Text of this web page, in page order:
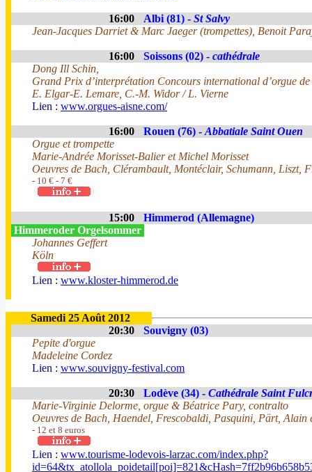
16:00 Albi (81) - St Salvy
Jean-Jacques Darriet & Marc Jaeger (trompettes), Benoit
16:00 Soissons (02) - cathédrale
Dong Ill Schin,
Grand Prix d’interprétation Concours international d’orgue
E. Elgar-E. Lemare, C.-M. Widor / L. Vierne
Lien : www.orgues-aisne.com/
16:00 Rouen (76) - Abbatiale Saint Ouen
Orgue et trompette
Marie-Andrée Morisset-Balier et Michel Morisset
Oeuvres de Bach, Clérambault, Montéclair, Schumann, Liszt,
- 10 € - 7 €
15:00
Himmerod (Allemagne)
Himmeroder Orgelsommer
Johannes Geffert
Köln
Lien : www.kloster-himmerod.de
Samedi 25 Août 2012
20:30
Souvigny (03)
Pepite d'orgue
Madeleine Cordez
Lien : www.souvigny-festival.com
20:30 Lodève (34) - Cathédrale Saint
Marie-Virginie Delorme, orgue & Béatrice Pary, contralto
Oeuvres de Bach, Haendel, Frescobaldi, Pasquini, Pärt, Alain
- 12 et 8 euros
Lien : www.tourisme-lodevois-larzac.com/index.php?